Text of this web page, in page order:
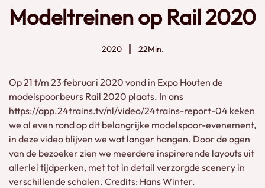
Modeltreinen op Rail 2020
2020 22Min.
Op 21 t/m 23 februari 2020 vond in Expo Houten de
modelspoorbeurs Rail 2020 plaats. In ons
https://app.24trains.tv/nl/video/24trains-report-04 keken
we al even rond op dit belangrijke modelspoor-evenement,
in deze video blijven we wat langer hangen. Door de ogen
van de bezoeker zien we meerdere inspirerende layouts uit
allerlei tijdperken, met tot in detail verzorgde scenery in
verschillende schalen. Credits: Hans Winter.